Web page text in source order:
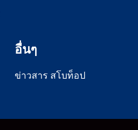
อื่นๆ
ข่าวสาร สโบท็อป